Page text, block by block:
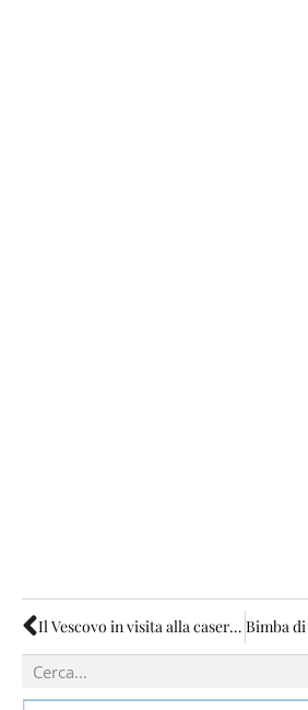
Il Vescovo in visita alla caserma dei carabinieri